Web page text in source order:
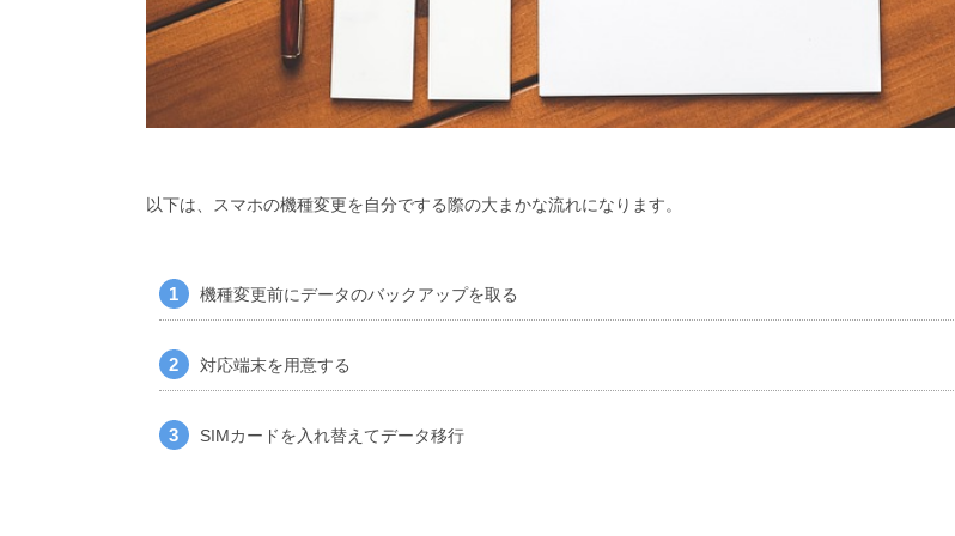
以下は、スマホの機種変更を自分でする際の大まかな流れになります。
機種変更前にデータのバックアップを取る
対応端末を用意する
SIMカードを入れ替えてデータ移行